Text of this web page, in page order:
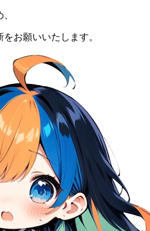
お願いいたします。